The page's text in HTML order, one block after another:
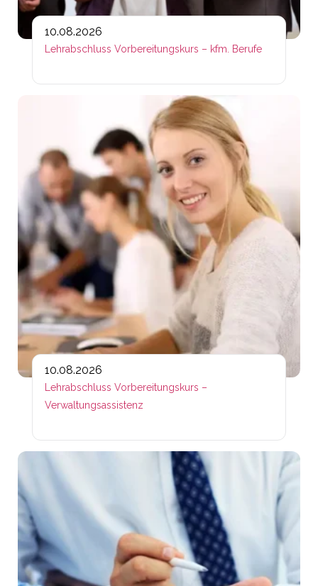
10.08.2026
Lehrabschluss Vorbereitungskurs – kfm. Berufe
10.08.2026
Lehrabschluss Vorbereitungskurs –
Verwaltungsassistenz